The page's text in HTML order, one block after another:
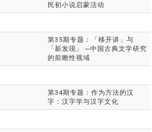
民初小说启蒙活动
第35期专题：「移开讲」与
「新发现」 ─中国古典文学研究
的前瞻性视域
第34期专题：作为方法的汉
字：汉字学与汉字文化